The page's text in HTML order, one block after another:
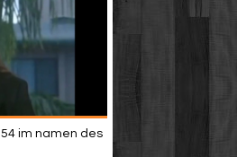
im namen des